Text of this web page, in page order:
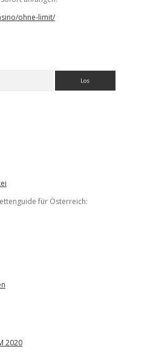
ohne-limit/
für Österreich:
2020